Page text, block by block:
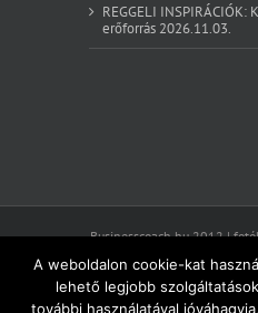
REGGELI
erőforrás 2026.11.03.
Businesscoach.hu 2012 |
Felnőttképzési
A weboldalon cookie-kat
lehető legjobb
további használatával